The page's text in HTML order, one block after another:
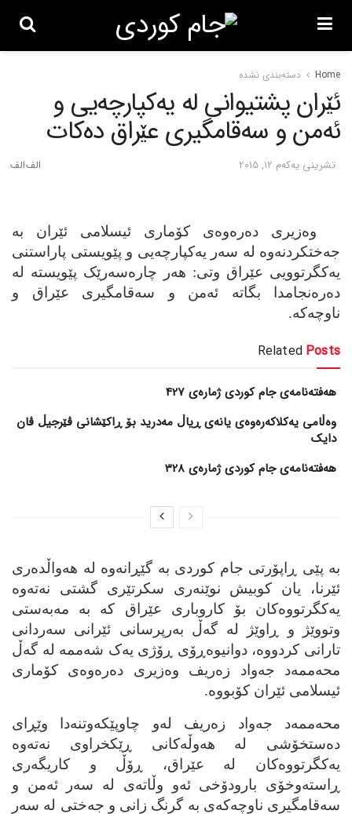
Home دسته‌بندی نشده
ئێران پشتیوانی له‌ یه‌کپارچه‌یی و
ئه‌من و سه‌قامگیری عێراق ده‌کات
تشرینی یه‌كه‌م 12, 2015
وه‌زیری ده‌ره‌وه‌ی کۆماری ئیسلامی ئێران به‌
جه‌ختکردنه‌وه‌ له‌ سه‌ر یه‌کپارچه‌یی و پێویستی پاراستنی
یه‌کگرتوویی عێراق وتی: هه‌ر چاره‌سه‌رێک پێویسته‌ له‌
ده‌ره‌نجامدا بگاته‌ ئه‌من و سه‌قامگیری عێراق و
ناوچه‌که‌.
Related Posts
هەفتەنامەی جام کوردی ژمارەی 427
وەڵامی یەکلاکەرەوەی یانەی ڕیاڵ مەدرید بۆ ڕاکێشانی ڤێرجیڵ ڤان
دایک
هەفتەنامەی جام کوردی ژمارەی 328
به‌ پێی ڕاپۆرتی جام کوردی به‌ گێڕانه‌وه‌ له‌ هه‌واڵده‌ری
ئێرنا، یان کوبیش نوێنه‌ری سکرتێری گشتی نه‌ته‌وه‌
یه‌کگرتووه‌کان بۆ کاروباری عێراق که‌ به‌ مه‌به‌ستی
وتووێژ و ڕاوێژ له‌ گه‌ڵ به‌رپرسانی ئێرانی سه‌ردانی
تارانی کردووه‌، دوانیوه‌ڕۆی ڕۆژی یه‌ک شه‌ممه‌ له‌ گه‌ڵ
محه‌ممه‌د جه‌واد زه‌ریف وه‌زیری ده‌ره‌وه‌ی کۆماری
ئیسلامی ئێران کۆبووه‌.
محه‌ممه‌د جه‌واد زه‌ریف له‌و چاوپێکه‌وتنه‌دا وێڕای
ده‌ستخۆشی له‌ هه‌وڵه‌کانی ڕێکخراوی نه‌ته‌وه‌
یه‌کگرتووه‌کان له‌ عێراق، ڕۆڵ و کاریگه‌ری
ڕاسته‌وخۆی بارودۆخی ئه‌و وڵاته‌ی له‌ سه‌ر ئه‌من و
سه‌قامگیری ناوچه‌که‌ی به‌ گرنگ زانی و جه‌ختی له‌ سه‌ر